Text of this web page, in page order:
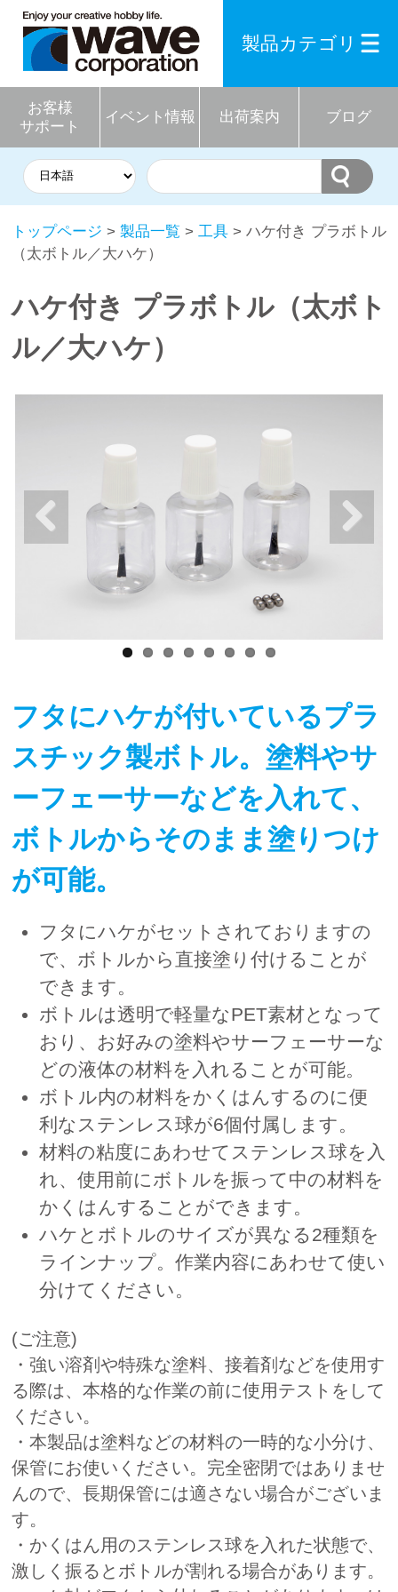
お客様
サポート
イベント情報 出荷案内 ブログ
製品カテゴリ
トップページ > 製品一覧 > 工具 > ハケ付き プラボトル
（太ボトル／大ハケ）
ハケ付き プラボトル（太ボト
ル／大ハケ）
フタにハケが付いているプラ
スチック製ボトル。塗料やサ
ーフェーサーなどを入れて、
ボトルからそのまま塗りつけ
が可能。
フタにハケがセットされておりますの
で、ボトルから直接塗り付けることが
できます。
ボトルは透明で軽量なPET素材となって
おり、お好みの塗料やサーフェーサーな
どの液体の材料を入れることが可能。
ボトル内の材料をかくはんするのに便
利なステンレス球が6個付属します。
材料の粘度にあわせてステンレス球を入
れ、使用前にボトルを振って中の材料を
かくはんすることができます。
ハケとボトルのサイズが異なる2種類を
ラインナップ。作業内容にあわせて使い
分けてください。
(ご注意)
・強い溶剤や特殊な塗料、接着剤などを使用す
る際は、本格的な作業の前に使用テストをして
ください。
・本製品は塗料などの材料の一時的な小分け、
保管にお使いください。完全密閉ではありませ
んので、長期保管には適さない場合がございま
す。
・かくはん用のステンレス球を入れた状態で、
激しく振るとボトルが割れる場合があります。